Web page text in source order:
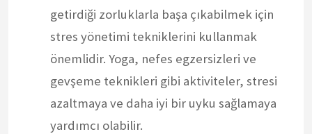
getirdiği zorluklarla başa çıkabilmek için
stres yönetimi tekniklerini kullanmak
önemlidir. Yoga, nefes egzersizleri ve
gevşeme teknikleri gibi aktiviteler, stresi
azaltmaya ve daha iyi bir uyku sağlamaya
yardımcı olabilir.